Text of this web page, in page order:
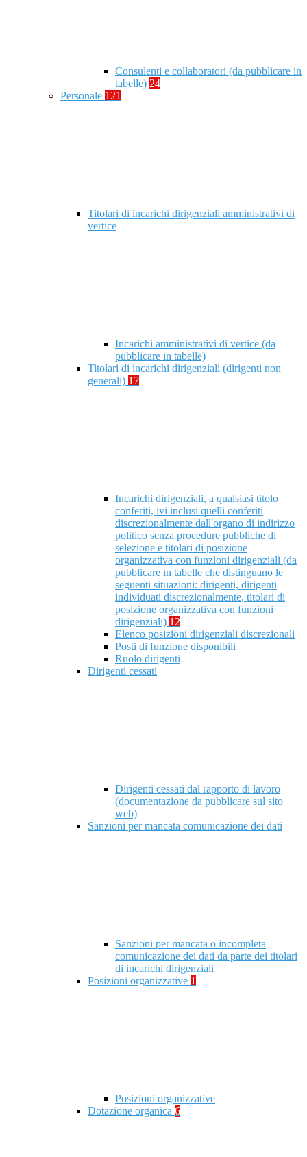
Consulenti e collaboratori (da pubblicare in
tabelle) 24
Personale 121
Titolari di incarichi dirigenziali amministrativi di
vertice
Incarichi amministrativi di vertice (da
pubblicare in tabelle)
Titolari di incarichi dirigenziali (dirigenti non
generali) 17
Incarichi dirigenziali, a qualsiasi titolo
conferiti, ivi inclusi quelli conferiti
discrezionalmente dall'organo di indirizzo
politico senza procedure pubbliche di
selezione e titolari di posizione
organizzativa con funzioni dirigenziali (da
pubblicare in tabelle che distinguano le
seguenti situazioni: dirigenti, dirigenti
individuati discrezionalmente, titolari di
posizione organizzativa con funzioni
dirigenziali) 12
Elenco posizioni dirigenziali discrezionali
Posti di funzione disponibili
Ruolo dirigenti
Dirigenti cessati
Dirigenti cessati dal rapporto di lavoro
(documentazione da pubblicare sul sito
web)
Sanzioni per mancata comunicazione dei dati
Sanzioni per mancata o incompleta
comunicazione dei dati da parte dei titolari
di incarichi dirigenziali
Posizioni organizzative 1
Posizioni organizzative
Dotazione organica 6